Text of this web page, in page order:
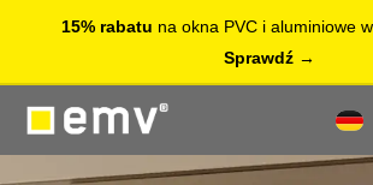
15% rabatu na okna PVC i aluminiowe
Sprawdź